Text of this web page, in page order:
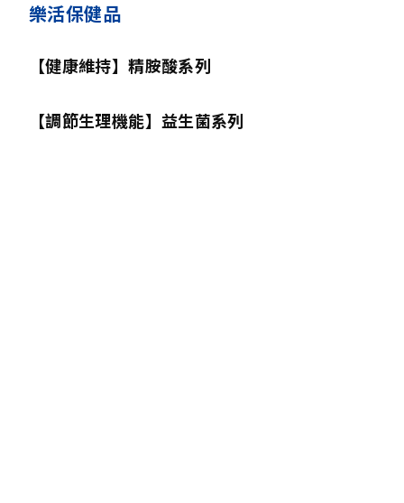
樂活保健品
【健康維持】精胺酸系列
【調節生理機能】益生菌系列